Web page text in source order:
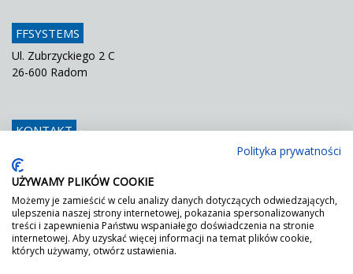
FFSYSTEMS
Ul. Zubrzyckiego 2 C
26-600 Radom
KONTAKT
Fax
E mail
info@ffsystems.pl
FF JEST ZIELONY!
Polityka prywatności
UŻYWAMY PLIKÓW COOKIE
Możemy je zamieścić w celu analizy danych dotyczących odwiedzających,
ulepszenia naszej strony internetowej, pokazania spersonalizowanych
treści i zapewnienia Państwu wspaniałego doświadczenia na stronie
internetowej. Aby uzyskać więcej informacji na temat plików cookie,
których używamy, otwórz ustawienia.